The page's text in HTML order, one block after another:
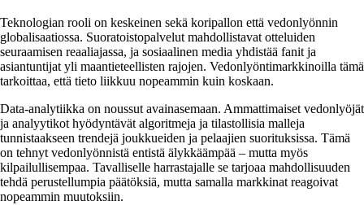
Teknologian rooli on keskeinen sekä koripallon että vedonlyönnin
globalisaatiossa. Suoratoistopalvelut mahdollistavat otteluiden
seuraamisen reaaliajassa, ja sosiaalinen media yhdistää fanit ja
asiantuntijat yli maantieteellisten rajojen. Vedonlyöntimarkkinoilla tämä
tarkoittaa, että tieto liikkuu nopeammin kuin koskaan.
Data-analytiikka on noussut avainasemaan. Ammattimaiset vedonlyöjät
ja analyytikot hyödyntävät algoritmeja ja tilastollisia malleja
tunnistaakseen trendejä joukkueiden ja pelaajien suorituksissa. Tämä
on tehnyt vedonlyönnistä entistä älykkäämpää – mutta myös
kilpailullisempaa. Tavalliselle harrastajalle se tarjoaa mahdollisuuden
tehdä perustellumpia päätöksiä, mutta samalla markkinat reagoivat
nopeammin muutoksiin.